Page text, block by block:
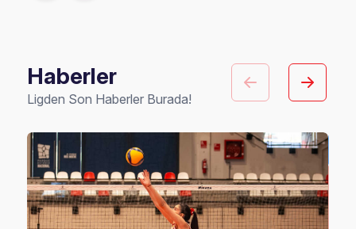
Haberler
Ligden Son Haberler Burada!